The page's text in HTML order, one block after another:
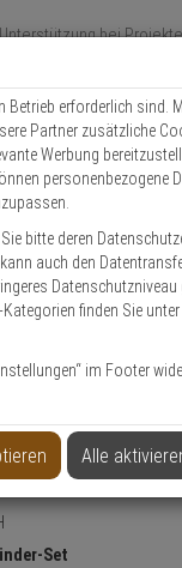
Abus Bravus 2000
Set
Betrieb erforderlich sind.
Partner zusätzliche
Werbung
personenbezogene
bitte deren
auch den
Datenschutzniveau
finden Sie unter
im Footer
Alle